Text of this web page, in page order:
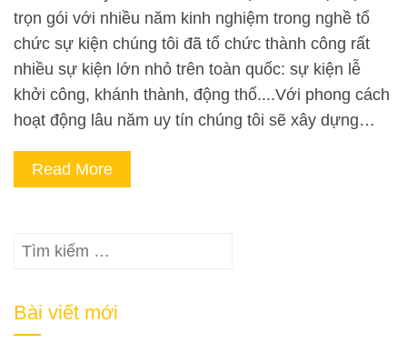
trọn gói với nhiều năm kinh nghiệm trong nghề tổ
chức sự kiện chúng tôi đã tổ chức thành công rất
nhiều sự kiện lớn nhỏ trên toàn quốc: sự kiện lễ
khởi công, khánh thành, động thổ....Với phong cách
hoạt động lâu năm uy tín chúng tôi sẽ xây dựng…
Read More
Tìm
Bài viết mới